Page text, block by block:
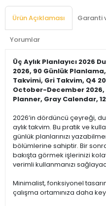
Ürün Açıklaması Garanti
Yorumlar
Üç Aylık Planlayıcı 2026
2026, 90 Günlük
Takvimi, Gri Takvim, Q4
October-December
Planner, Gray Calendar,
2026’in dördüncü çeyreği,
aylık takvim. Bu pratik ve
günlük planlarınızı
bölümlerine sahiptir. Bir
bakışta görmek işlerinizi
verimli kullanmanızı
Minimalist, fonksiyonel
çalışma ortamınıza daha